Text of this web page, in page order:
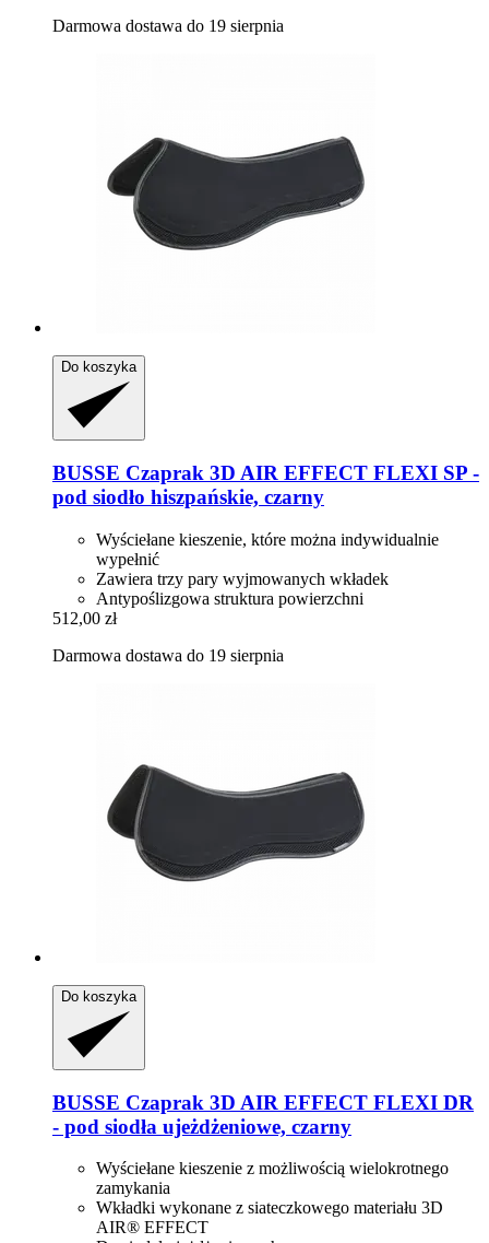
Darmowa dostawa do 19 sierpnia
Do koszyka
BUSSE Czaprak 3D AIR EFFECT FLEXI SP -​
pod siodło hiszpańskie, czarny
Wyściełane kieszenie, które można indywidualnie
wypełnić
Zawiera trzy pary wyjmowanych wkładek
Antypoślizgowa struktura powierzchni
512,00 zł
Darmowa dostawa do 19 sierpnia
Do koszyka
BUSSE Czaprak 3D AIR EFFECT FLEXI DR
-​ pod siodła ujeżdżeniowe, czarny
Wyściełane kieszenie z możliwością wielokrotnego
zamykania
Wkładki wykonane z siateczkowego materiału 3D
AIR® EFFECT